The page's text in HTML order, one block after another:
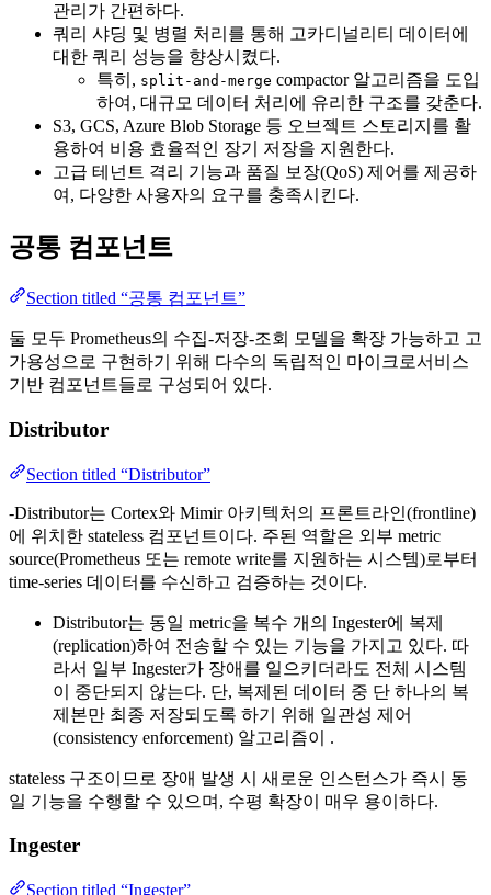
관리가 간편하다.
쿼리 샤딩 및 병렬 처리를 통해 고카디널리티 데이터에
대한 쿼리 성능을 향상시켰다.
특히, split-and-merge compactor 알고리즘을 도입
하여, 대규모 데이터 처리에 유리한 구조를 갖춘다.
S3, GCS, Azure Blob Storage 등 오브젝트 스토리지를 활
용하여 비용 효율적인 장기 저장을 지원한다.
고급 테넌트 격리 기능과 품질 보장(QoS) 제어를 제공하
여, 다양한 사용자의 요구를 충족시킨다.
공통 컴포넌트
Section titled “공통 컴포넌트”
둘 모두 Prometheus의 수집-저장-조회 모델을 확장 가능하고 고
가용성으로 구현하기 위해 다수의 독립적인 마이크로서비스
기반 컴포넌트들로 구성되어 있다.
Distributor
Section titled “Distributor”
-Distributor는 Cortex와 Mimir 아키텍처의 프론트라인(frontline)
에 위치한 stateless 컴포넌트이다. 주된 역할은 외부 metric
source(Prometheus 또는 remote write를 지원하는 시스템)로부터
time-series 데이터를 수신하고 검증하는 것이다.
Distributor는 동일 metric을 복수 개의 Ingester에 복제
(replication)하여 전송할 수 있는 기능을 가지고 있다. 따
라서 일부 Ingester가 장애를 일으키더라도 전체 시스템
이 중단되지 않는다. 단, 복제된 데이터 중 단 하나의 복
제본만 최종 저장되도록 하기 위해 일관성 제어
(consistency enforcement) 알고리즘이 .
stateless 구조이므로 장애 발생 시 새로운 인스턴스가 즉시 동
일 기능을 수행할 수 있으며, 수평 확장이 매우 용이하다.
Ingester
Section titled “Ingester”